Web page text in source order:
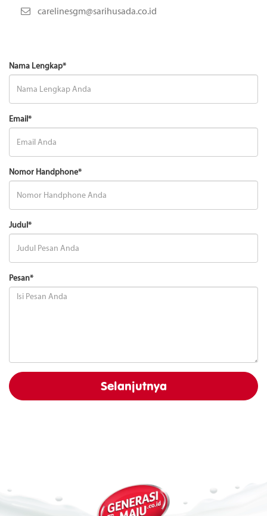
carelinesgm@sarihusada.co.id
Nama Lengkap*
Email*
Nomor Handphone*
Judul*
Pesan*
Selanjutnya